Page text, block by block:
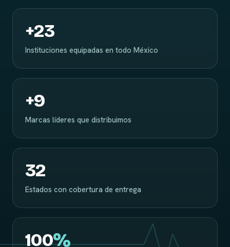
+23
Instituciones equipadas en todo México
+9
Marcas líderes que distribuimos
32
Estados con cobertura de entrega
100%